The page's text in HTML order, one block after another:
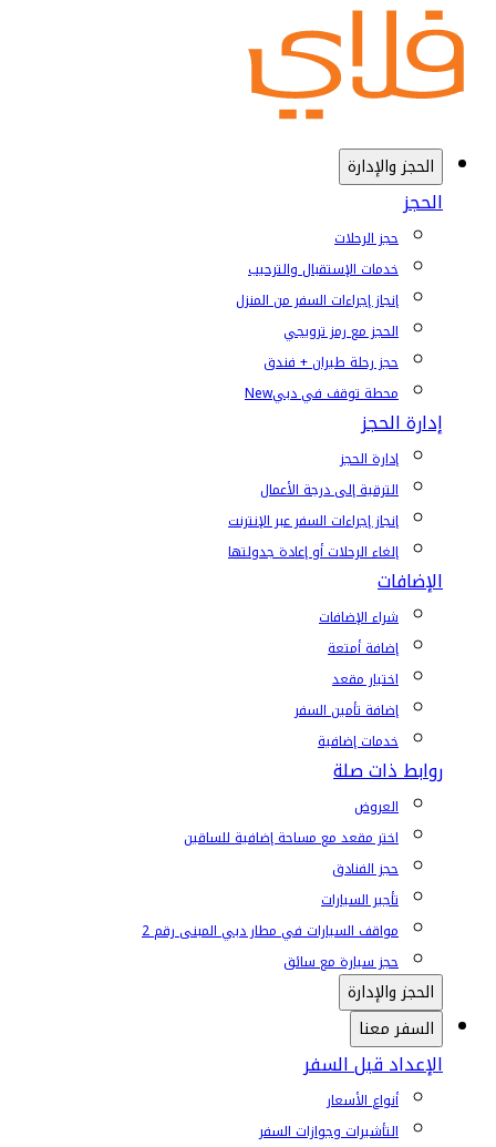
الحجز والإدارة
الحجز
حجز الرحلات
خدمات الإستقبال والترحيب
إنجاز إجراءات السفر من المنزل
الحجز مع رمز ترويجي
حجز رحلة طيران + فندق
محطة توقف في دبيNew
إدارة الحجز
إدارة الحجز
الترقية إلى درجة الأعمال
إنجاز إجراءات السفر عبر الإنترنت
إلغاء الرحلات أو إعادة جدولتها
الإضافات
شراء الإضافات
إضافة أمتعة
اختيار مقعد
إضافة تأمين السفر
خدمات إضافية
روابط ذات صلة
العروض
اختر مقعد مع مساحة إضافية للساقين
حجز الفنادق
تأجير السيارات
مواقف السيارات في مطار دبي المبنى رقم 2
حجز سيارة مع سائق
الحجز والإدارة
السفر معنا
الإعداد قبل السفر
أنواع الأسعار
التأشيرات وجوازات السفر